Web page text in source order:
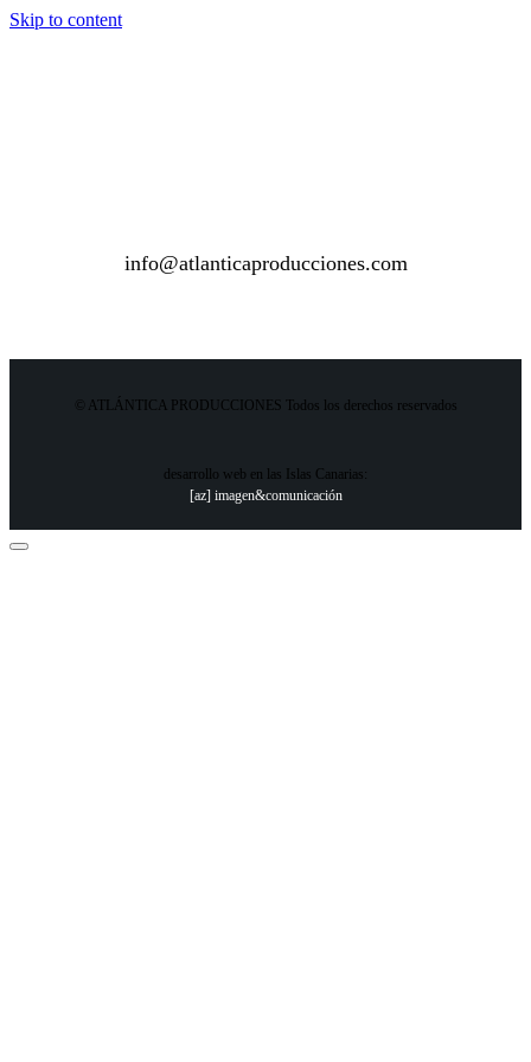
Skip to content
info@atlanticaproducciones.com
© ATLÁNTICA PRODUCCIONES Todos los derechos reservados
desarrollo web en las Islas Canarias:
[az] imagen&comunicación